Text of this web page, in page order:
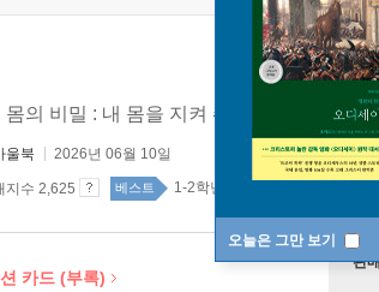
오늘은 그만 보기
몸의 비밀 : 내 몸을 지켜 줘, 티니핑! [ 양장 ]
울북 2026년 06월 10일
지수 2,625 베스트 1-2학년 top100 1주
카드 (부록)
판